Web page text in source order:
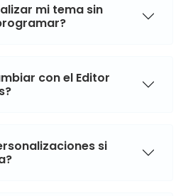
mi tema sin
con el Editor
si